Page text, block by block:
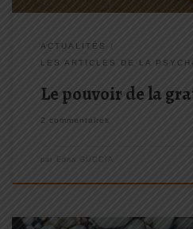
ACTUALITÉS
LES ARTICLES DE LA
Le pouvoir de la
2 commentaires
par Edna GUCCIA